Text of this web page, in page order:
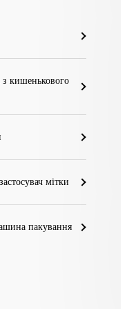
з кишенькового
мітки
пакування